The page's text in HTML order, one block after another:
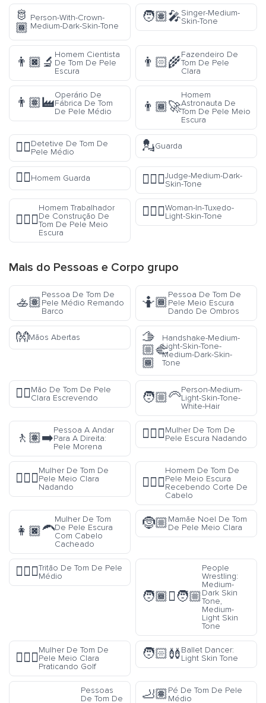
🫅
🏾
Person-With-Crown-
Medium-Dark-Skin-Tone
🧑🏽‍🎤Singer-Medium-
Skin-Tone
👨🏿‍🔬
Homem Cientista
De Tom De Pele
Escura
👨🏻‍🌾
Fazendeiro De
Tom De Pele
Clara
👨🏽‍🏭
Operário De
Fábrica De Tom
De Pele Médio
👨🏾‍🚀
Homem
Astronauta De
Tom De Pele Meio
Escura
🕵🏽Detetive De Tom De
Pele Médio
💂Guarda
💂‍♂️Homem Guarda 🧑🏾‍⚖️Judge-Medium-Dark-
Skin-Tone
👷🏾‍♂️
Homem Trabalhador
De Construção De
Tom De Pele Meio
Escura
🤵🏻‍♀️Woman-In-Tuxedo-
Light-Skin-Tone
Mais do Pessoas e Corpo grupo
🚣🏽
Pessoa De Tom De
Pele Médio Remando
Barco
🤷🏾
Pessoa De Tom De
Pele Meio Escura
Dando De Ombros
👐Mãos Abertas
🫱
🏼‍🫲
🏾
Handshake-Medium-
Light-Skin-Tone-
Medium-Dark-Skin-
Tone
✍🏻Mão De Tom De Pele
Clara Escrevendo
🧑🏼‍🦳
Person-Medium-
Light-Skin-Tone-
White-Hair
🚶🏽‍➡️
Pessoa A Andar
Para A Direita:
Pele Morena
🏊🏿‍♀️Mulher De Tom De
Pele Escura Nadando
🏊🏼‍♀️
Mulher De Tom De
Pele Meio Clara
Nadando
💇🏾‍♂️
Homem De Tom De
Pele Meio Escura
Recebendo Corte De
Cabelo
👩🏿‍🦱
Mulher De Tom
De Pele Escura
Com Cabelo
Cacheado
🤶🏼Mamãe Noel De Tom
De Pele Meio Clara
🧜🏽‍♂️Tritão De Tom De Pele
Médio
🧑🏾‍🫯‍🧑🏼
People
Wrestling:
Medium-
Dark Skin
Tone,
Medium-
Light Skin
Tone
🏌🏼‍♀️
Mulher De Tom De
Pele Meio Clara
Praticando Golf
🧑🏻‍🩰Ballet Dancer:
Light Skin Tone
Pessoas
De Tom De
🦶🏽Pé De Tom De Pele
Médio